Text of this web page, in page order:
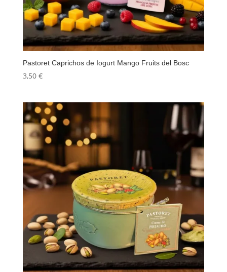
Pastoret Caprichos de Iogurt Mango Fruits del Bosc
3,50 €